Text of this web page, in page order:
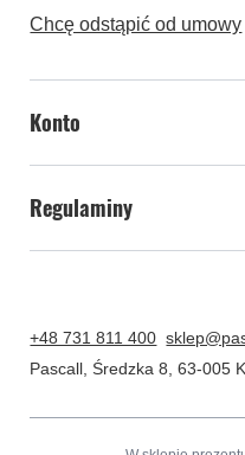
Chcę odstąpić od umowy
Konto
Regulaminy
+48 731 811 400
Pascall ,Średzka 8 ,63-005